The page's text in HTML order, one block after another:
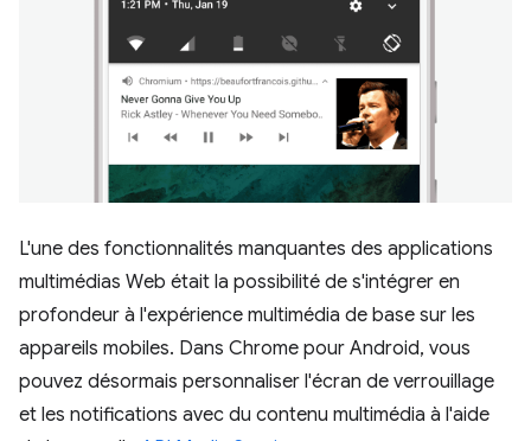
L'une des fonctionnalités manquantes des applications
multimédias Web était la possibilité de s'intégrer en
profondeur à l'expérience multimédia de base sur les
appareils mobiles. Dans Chrome pour Android, vous
pouvez désormais personnaliser l'écran de verrouillage
et les notifications avec du contenu multimédia à l'aide